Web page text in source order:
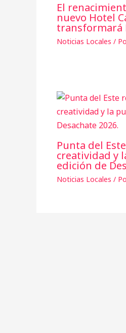
El
nuevo Hotel
transformará
Noticias Locales /
Punta del
creatividad y
edición de
Noticias Locales /